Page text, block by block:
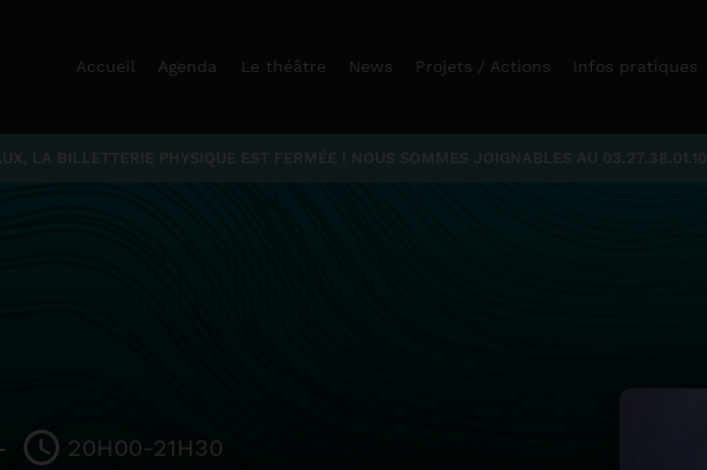
Accueil Agenda Le théâtre News Projets / Actions Infos pratiques
LA BILLETTERIE PHYSIQUE EST FERMÉE ! NOUS SOMMES JOIGNABLES AU 03.27.38.01.10
20H00-21H30